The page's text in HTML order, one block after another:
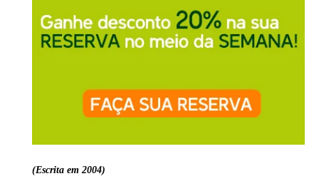
(Escrita em 2004)